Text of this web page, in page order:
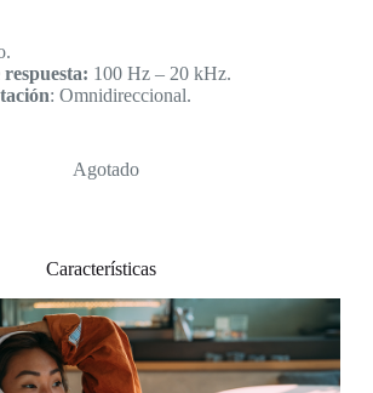
100 Hz – 20 kHz.
: Omnidireccional.
Agotado
Características